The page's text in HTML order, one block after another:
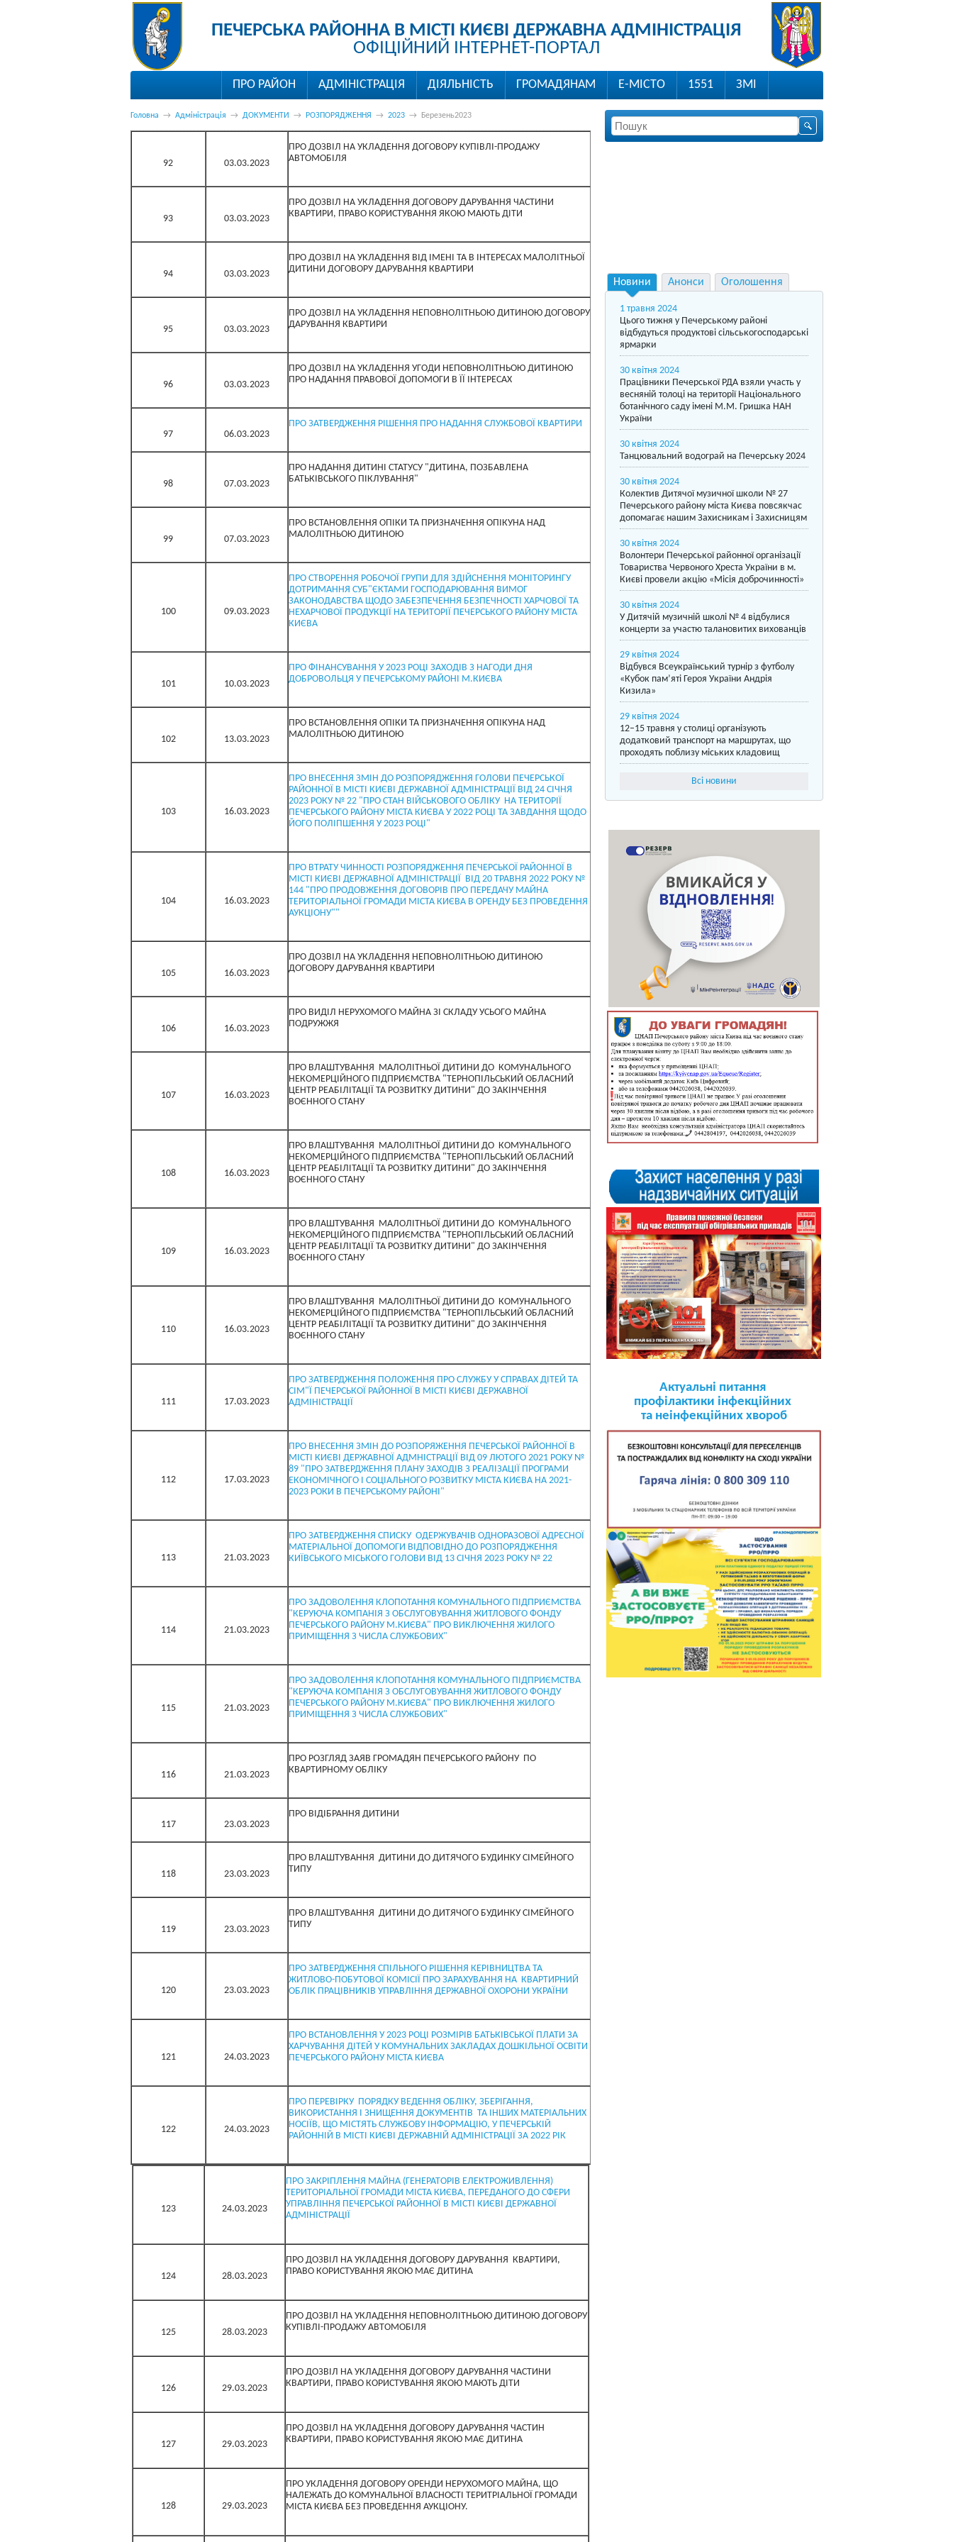
ПЕЧЕРСЬКА РАЙОННА В МІСТІ КИЄВІ ДЕРЖАВНА АДМІНІСТРАЦІЯ
ОФІЦІЙНИЙ ІНТЕРНЕТ-ПОРТАЛ
ПРО РАЙОН АДМІНІСТРАЦІЯ ДІЯЛЬНІСТЬ ГРОМАДЯНАМ Е-МІСТО 1551 ЗМІ
Головна → Адміністрація → ДОКУМЕНТИ → РОЗПОРЯДЖЕННЯ → 2023→ Березень2023
92 03.03.2023
ПРО ДОЗВІЛ НА УКЛАДЕННЯ ДОГОВОРУ КУПІВЛІ-ПРОДАЖУ
АВТОМОБІЛЯ
93 03.03.2023
ПРО ДОЗВІЛ НА УКЛАДЕННЯ ДОГОВОРУ ДАРУВАННЯ ЧАСТИНИ
КВАРТИРИ, ПРАВО КОРИСТУВАННЯ ЯКОЮ МАЮТЬ ДІТИ
94 03.03.2023
ПРО ДОЗВІЛ НА УКЛАДЕННЯ ВІД ІМЕНІ ТА В ІНТЕРЕСАХ МАЛОЛІТНЬОЇ
ДИТИНИ ДОГОВОРУ ДАРУВАННЯ КВАРТИРИ
95 03.03.2023
ПРО ДОЗВІЛ НА УКЛАДЕННЯ НЕПОВНОЛІТНЬОЮ ДИТИНОЮ ДОГОВОРУ
ДАРУВАННЯ КВАРТИРИ
96 03.03.2023
ПРО ДОЗВІЛ НА УКЛАДЕННЯ УГОДИ НЕПОВНОЛІТНЬОЮ ДИТИНОЮ
ПРО НАДАННЯ ПРАВОВОЇ ДОПОМОГИ В ЇЇ ІНТЕРЕСАХ
97 06.03.2023
ПРО ЗАТВЕРДЖЕННЯ РІШЕННЯ ПРО НАДАННЯ СЛУЖБОВОЇ КВАРТИРИ
98 07.03.2023
ПРО НАДАННЯ ДИТИНІ СТАТУСУ "ДИТИНА, ПОЗБАВЛЕНА
БАТЬКІВСЬКОГО ПІКЛУВАННЯ"
99 07.03.2023
ПРО ВСТАНОВЛЕННЯ ОПІКИ ТА ПРИЗНАЧЕННЯ ОПІКУНА НАД
МАЛОЛІТНЬОЮ ДИТИНОЮ
100 09.03.2023
ПРО СТВОРЕННЯ РОБОЧОЇ ГРУПИ ДЛЯ ЗДІЙСНЕННЯ МОНІТОРИНГУ
ДОТРИМАННЯ СУБ"ЄКТАМИ ГОСПОДАРЮВАННЯ ВИМОГ
ЗАКОНОДАВСТВА ЩОДО ЗАБЕЗПЕЧЕННЯ БЕЗПЕЧНОСТІ ХАРЧОВОЇ ТА
НЕХАРЧОВОЇ ПРОДУКЦІЇ НА ТЕРИТОРІЇ ПЕЧЕРСЬКОГО РАЙОНУ МІСТА
КИЄВА
101 10.03.2023
ПРО ФІНАНСУВАННЯ У 2023 РОЦІ ЗАХОДІВ З НАГОДИ ДНЯ
ДОБРОВОЛЬЦЯ У ПЕЧЕРСЬКОМУ РАЙОНІ М.КИЄВА
102 13.03.2023
ПРО ВСТАНОВЛЕННЯ ОПІКИ ТА ПРИЗНАЧЕННЯ ОПІКУНА НАД
МАЛОЛІТНЬОЮ ДИТИНОЮ
103 16.03.2023
ПРО ВНЕСЕННЯ ЗМІН ДО РОЗПОРЯДЖЕННЯ ГОЛОВИ ПЕЧЕРСЬКОЇ
РАЙОННОЇ В МІСТІ КИЄВІ ДЕРЖАВНОЇ АДМІНІСТРАЦІЇ ВІД 24 СІЧНЯ
2023 РОКУ № 22 "ПРО СТАН ВІЙСЬКОВОГО ОБЛІКУ НА ТЕРИТОРІЇ
ПЕЧЕРСЬКОГО РАЙОНУ МІСТА КИЄВА У 2022 РОЦІ ТА ЗАВДАННЯ ЩОДО
ЙОГО ПОЛІПШЕННЯ У 2023 РОЦІ"
104 16.03.2023
ПРО ВТРАТУ ЧИННОСТІ РОЗПОРЯДЖЕННЯ ПЕЧЕРСЬКОЇ РАЙОННОЇ В
МІСТІ КИЄВІ ДЕРЖАВНОЇ АДМІНІСТРАЦІЇ ВІД 20 ТРАВНЯ 2022 РОКУ №
144 "ПРО ПРОДОВЖЕННЯ ДОГОВОРІВ ПРО ПЕРЕДАЧУ МАЙНА
ТЕРИТОРІАЛЬНОЇ ГРОМАДИ МІСТА КИЄВА В ОРЕНДУ БЕЗ ПРОВЕДЕННЯ
АУКЦІОНУ""
105 16.03.2023
ПРО ДОЗВІЛ НА УКЛАДЕННЯ НЕПОВНОЛІТНЬОЮ ДИТИНОЮ
ДОГОВОРУ ДАРУВАННЯ КВАРТИРИ
106 16.03.2023
ПРО ВИДІЛ НЕРУХОМОГО МАЙНА ЗІ СКЛАДУ УСЬОГО МАЙНА
ПОДРУЖЖЯ
107 16.03.2023
ПРО ВЛАШТУВАННЯ МАЛОЛІТНЬОЇ ДИТИНИ ДО КОМУНАЛЬНОГО
НЕКОМЕРЦІЙНОГО ПІДПРИЄМСТВА "ТЕРНОПІЛЬСЬКИЙ ОБЛАСНИЙ
ЦЕНТР РЕАБІЛІТАЦІЇ ТА РОЗВИТКУ ДИТИНИ" ДО ЗАКІНЧЕННЯ
ВОЄННОГО СТАНУ
108 16.03.2023
ПРО ВЛАШТУВАННЯ МАЛОЛІТНЬОЇ ДИТИНИ ДО КОМУНАЛЬНОГО
НЕКОМЕРЦІЙНОГО ПІДПРИЄМСТВА "ТЕРНОПІЛЬСЬКИЙ ОБЛАСНИЙ
ЦЕНТР РЕАБІЛІТАЦІЇ ТА РОЗВИТКУ ДИТИНИ" ДО ЗАКІНЧЕННЯ
ВОЄННОГО СТАНУ
109 16.03.2023
ПРО ВЛАШТУВАННЯ МАЛОЛІТНЬОЇ ДИТИНИ ДО КОМУНАЛЬНОГО
НЕКОМЕРЦІЙНОГО ПІДПРИЄМСТВА "ТЕРНОПІЛЬСЬКИЙ ОБЛАСНИЙ
ЦЕНТР РЕАБІЛІТАЦІЇ ТА РОЗВИТКУ ДИТИНИ" ДО ЗАКІНЧЕННЯ
ВОЄННОГО СТАНУ
110 16.03.2023
ПРО ВЛАШТУВАННЯ МАЛОЛІТНЬОЇ ДИТИНИ ДО КОМУНАЛЬНОГО
НЕКОМЕРЦІЙНОГО ПІДПРИЄМСТВА "ТЕРНОПІЛЬСЬКИЙ ОБЛАСНИЙ
ЦЕНТР РЕАБІЛІТАЦІЇ ТА РОЗВИТКУ ДИТИНИ" ДО ЗАКІНЧЕННЯ
ВОЄННОГО СТАНУ
111 17.03.2023
ПРО ЗАТВЕРДЖЕННЯ ПОЛОЖЕННЯ ПРО СЛУЖБУ У СПРАВАХ ДІТЕЙ ТА
СІМ"Ї ПЕЧЕРСЬКОЇ РАЙОННОЇ В МІСТІ КИЄВІ ДЕРЖАВНОЇ
АДМІНІСТРАЦІЇ
112 17.03.2023
ПРО ВНЕСЕННЯ ЗМІН ДО РОЗПОРЯЖЕННЯ ПЕЧЕРСЬКОЇ РАЙОННОЇ В
МІСТІ КИЄВІ ДЕРЖАВНОЇ АДМНІСТРАЦІЇ ВІД 09 ЛЮТОГО 2021 РОКУ №
89 "ПРО ЗАТВЕРДЖЕННЯ ПЛАНУ ЗАХОДІВ З РЕАЛІЗАЦІЇ ПРОГРАМИ
ЕКОНОМІЧНОГО І СОЦІАЛЬНОГО РОЗВИТКУ МІСТА КИЄВА НА 2021-
2023 РОКИ В ПЕЧЕРСЬКОМУ РАЙОНІ"
113 21.03.2023
ПРО ЗАТВЕРДЖЕННЯ СПИСКУ ОДЕРЖУВАЧІВ ОДНОРАЗОВОЇ АДРЕСНОЇ
МАТЕРІАЛЬНОЇ ДОПОМОГИ ВІДПОВІДНО ДО РОЗПОРЯДЖЕННЯ
КИЇВСЬКОГО МІСЬКОГО ГОЛОВИ ВІД 13 СІЧНЯ 2023 РОКУ № 22
114 21.03.2023
ПРО ЗАДОВОЛЕННЯ КЛОПОТАННЯ КОМУНАЛЬНОГО ПІДПРИЄМСТВА
"КЕРУЮЧА КОМПАНІЯ З ОБСЛУГОВУВАННЯ ЖИТЛОВОГО ФОНДУ
ПЕЧЕРСЬКОГО РАЙОНУ М.КИЄВА" ПРО ВИКЛЮЧЕННЯ ЖИЛОГО
ПРИМІЩЕННЯ З ЧИСЛА СЛУЖБОВИХ"
115 21.03.2023
ПРО ЗАДОВОЛЕННЯ КЛОПОТАННЯ КОМУНАЛЬНОГО ПІДПРИЄМСТВА
"КЕРУЮЧА КОМПАНІЯ З ОБСЛУГОВУВАННЯ ЖИТЛОВОГО ФОНДУ
ПЕЧЕРСЬКОГО РАЙОНУ М.КИЄВА" ПРО ВИКЛЮЧЕННЯ ЖИЛОГО
ПРИМІЩЕННЯ З ЧИСЛА СЛУЖБОВИХ"
116 21.03.2023
ПРО РОЗГЛЯД ЗАЯВ ГРОМАДЯН ПЕЧЕРСЬКОГО РАЙОНУ ПО
КВАРТИРНОМУ ОБЛІКУ
117 23.03.2023
ПРО ВІДІБРАННЯ ДИТИНИ
118 23.03.2023
ПРО ВЛАШТУВАННЯ ДИТИНИ ДО ДИТЯЧОГО БУДИНКУ СІМЕЙНОГО
ТИПУ
119 23.03.2023
ПРО ВЛАШТУВАННЯ ДИТИНИ ДО ДИТЯЧОГО БУДИНКУ СІМЕЙНОГО
ТИПУ
120 23.03.2023
ПРО ЗАТВЕРДЖЕННЯ СПІЛЬНОГО РІШЕННЯ КЕРІВНИЦТВА ТА
ЖИТЛОВО-ПОБУТОВОЇ КОМІСІЇ ПРО ЗАРАХУВАННЯ НА КВАРТИРНИЙ
ОБЛІК ПРАЦІВНИКІВ УПРАВЛІННЯ ДЕРЖАВНОЇ ОХОРОНИ УКРАЇНИ
121 24.03.2023
ПРО ВСТАНОВЛЕННЯ У 2023 РОЦІ РОЗМІРІВ БАТЬКІВСЬКОЇ ПЛАТИ ЗА
ХАРЧУВАННЯ ДІТЕЙ У КОМУНАЛЬНИХ ЗАКЛАДАХ ДОШКІЛЬНОЇ ОСВІТИ
ПЕЧЕРСЬКОГО РАЙОНУ МІСТА КИЄВА
122 24.03.2023
ПРО ПЕРЕВІРКУ ПОРЯДКУ ВЕДЕННЯ ОБЛІКУ, ЗБЕРІГАННЯ,
ВИКОРИСТАННЯ І ЗНИЩЕННЯ ДОКУМЕНТІВ ТА ІНШИХ МАТЕРІАЛЬНИХ
НОСІЇВ, ЩО МІСТЯТЬ СЛУЖБОВУ ІНФОРМАЦІЮ, У ПЕЧЕРСЬКІЙ
РАЙОННІЙ В МІСТІ КИЄВІ ДЕРЖАВНІЙ АДМІНІСТРАЦІЇ ЗА 2022 РІК
123 24.03.2023
ПРО ЗАКРІПЛЕННЯ МАЙНА (ГЕНЕРАТОРІВ ЕЛЕКТРОЖИВЛЕННЯ)
ТЕРИТОРІАЛЬНОЇ ГРОМАДИ МІСТА КИЄВА, ПЕРЕДАНОГО ДО СФЕРИ
УПРАВЛІННЯ ПЕЧЕРСЬКОЇ РАЙОННОЇ В МІСТІ КИЄВІ ДЕРЖАВНОЇ
АДМІНІСТРАЦІЇ
124 28.03.2023
ПРО ДОЗВІЛ НА УКЛАДЕННЯ ДОГОВОРУ ДАРУВАННЯ КВАРТИРИ,
ПРАВО КОРИСТУВАННЯ ЯКОЮ МАЄ ДИТИНА
125 28.03.2023
ПРО ДОЗВІЛ НА УКЛАДЕННЯ НЕПОВНОЛІТНЬОЮ ДИТИНОЮ ДОГОВОРУ
КУПІВЛІ-ПРОДАЖУ АВТОМОБІЛЯ
126 29.03.2023
ПРО ДОЗВІЛ НА УКЛАДЕННЯ ДОГОВОРУ ДАРУВАННЯ ЧАСТИНИ
КВАРТИРИ, ПРАВО КОРИСТУВАННЯ ЯКОЮ МАЮТЬ ДІТИ
127 29.03.2023
ПРО ДОЗВІЛ НА УКЛАДЕННЯ ДОГОВОРУ ДАРУВАННЯ ЧАСТИН
КВАРТИРИ, ПРАВО КОРИСТУВАННЯ ЯКОЮ МАЄ ДИТИНА
128 29.03.2023
ПРО УКЛАДЕННЯ ДОГОВОРУ ОРЕНДИ НЕРУХОМОГО МАЙНА, ЩО
НАЛЕЖАТЬ ДО КОМУНАЛЬНОЇ ВЛАСНОСТІ ТЕРИТРІАЛЬНОЇ ГРОМАДИ
МІСТА КИЄВА БЕЗ ПРОВЕДЕННЯ АУКЦІОНУ.
Новини Анонси Оголошення
1 травня 2024
Цього тижня у Печерському районі
відбудуться продуктові сільськогосподарські
ярмарки
30 квітня 2024
Працівники Печерської РДА взяли участь у
весняній толоці на території Національного
ботанічного саду імені М.М. Гришка НАН
України
30 квітня 2024
Танцювальний водограй на Печерську 2024
30 квітня 2024
Колектив Дитячої музичної школи № 27
Печерського району міста Києва повсякчас
допомагає нашим Захисникам і Захисницям
30 квітня 2024
Волонтери Печерської районної організації
Товариства Червоного Хреста України в м.
Києві провели акцію «Місія доброчинності»
30 квітня 2024
У Дитячій музичній школі № 4 відбулися
концерти за участю талановитих вихованців
29 квітня 2024
Відбувся Всеукраїнський турнір з футболу
«Кубок пам’яті Героя України Андрія
Кизила»
29 квітня 2024
12–15 травня у столиці організують
додатковий транспорт на маршрутах, що
проходять поблизу міських кладовищ
Всі новини
Актуальні питання
профілактики інфекційних
та неінфекційних хвороб